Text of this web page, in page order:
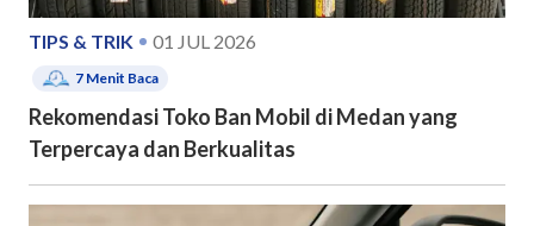
TIPS & TRIK 01 JUL 2026
7 Menit Baca
Rekomendasi Toko Ban Mobil di Medan yang
Terpercaya dan Berkualitas